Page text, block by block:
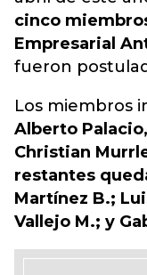
cinco
Empresarial
fueron
Los miembros
Alberto
Christian
restantes
Martínez B.;
Vallejo M.; y